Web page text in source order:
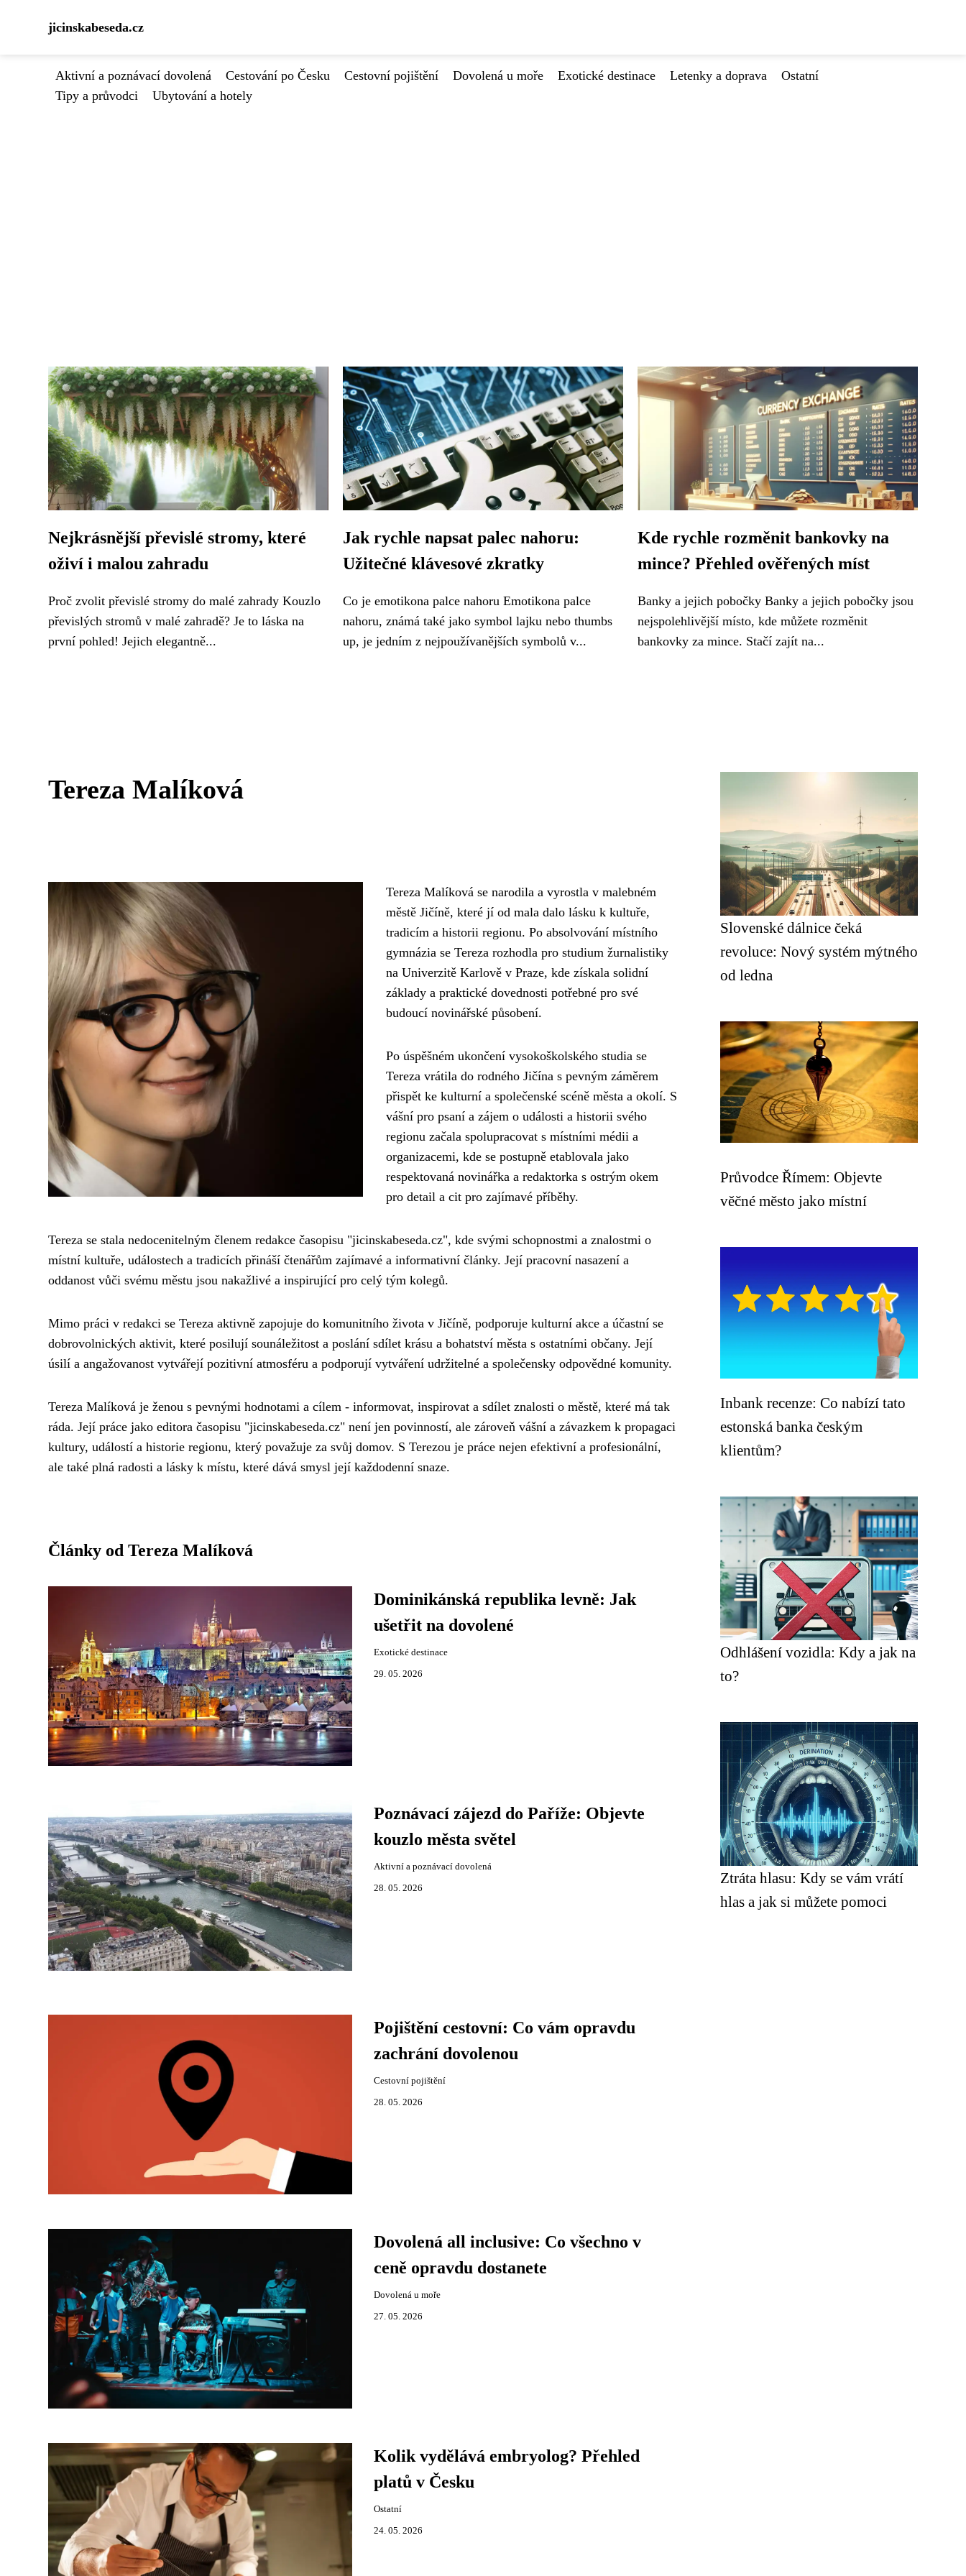
jicinskabeseda.cz
Aktivní a poznávací dovolená Cestování po Česku Cestovní pojištění Dovolená u moře Exotické destinace Letenky a doprava
Ostatní
Tipy a průvodci
Ubytování a hotely
Nejkrásnější převislé stromy, které
oživí i malou zahradu
Proč zvolit převislé stromy do malé zahrady Kouzlo
převislých stromů v malé zahradě? Je to láska na
první pohled! Jejich elegantně...
Jak rychle napsat palec nahoru:
Užitečné klávesové zkratky
Co je emotikona palce nahoru Emotikona palce
nahoru, známá také jako symbol lajku nebo thumbs
up, je jedním z nejpoužívanějších symbolů v...
Kde rychle rozměnit bankovky na
mince? Přehled ověřených míst
Banky a jejich pobočky Banky a jejich pobočky jsou
nejspolehlivější místo, kde můžete rozměnit
bankovky za mince. Stačí zajít na...
Tereza Malíková
Tereza Malíková se narodila a vyrostla v malebném
městě Jičíně, které jí od mala dalo lásku k kultuře,
tradicím a historii regionu. Po absolvování místního
gymnázia se Tereza rozhodla pro studium žurnalistiky
na Univerzitě Karlově v Praze, kde získala solidní
základy a praktické dovednosti potřebné pro své
budoucí novinářské působení.
Po úspěšném ukončení vysokoškolského studia se
Tereza vrátila do rodného Jičína s pevným záměrem
přispět ke kulturní a společenské scéně města a okolí. S
vášní pro psaní a zájem o události a historii svého
regionu začala spolupracovat s místními médii a
organizacemi, kde se postupně etablovala jako
respektovaná novinářka a redaktorka s ostrým okem
pro detail a cit pro zajímavé příběhy.
Tereza se stala nedocenitelným členem redakce časopisu "jicinskabeseda.cz", kde svými schopnostmi a znalostmi o
místní kultuře, událostech a tradicích přináší čtenářům zajímavé a informativní články. Její pracovní nasazení a
oddanost vůči svému městu jsou nakažlivé a inspirující pro celý tým kolegů.
Mimo práci v redakci se Tereza aktivně zapojuje do komunitního života v Jičíně, podporuje kulturní akce a účastní se
dobrovolnických aktivit, které posilují sounáležitost a poslání sdílet krásu a bohatství města s ostatními občany. Její
úsilí a angažovanost vytvářejí pozitivní atmosféru a podporují vytváření udržitelné a společensky odpovědné komunity.
Tereza Malíková je ženou s pevnými hodnotami a cílem - informovat, inspirovat a sdílet znalosti o městě, které má tak
ráda. Její práce jako editora časopisu "jicinskabeseda.cz" není jen povinností, ale zároveň vášní a závazkem k propagaci
kultury, událostí a historie regionu, který považuje za svůj domov. S Terezou je práce nejen efektivní a profesionální,
ale také plná radosti a lásky k místu, které dává smysl její každodenní snaze.
Články od Tereza Malíková
Dominikánská republika levně: Jak
ušetřit na dovolené
Exotické destinace
29. 05. 2026
Poznávací zájezd do Paříže: Objevte
kouzlo města světel
Aktivní a poznávací dovolená
28. 05. 2026
Pojištění cestovní: Co vám opravdu
zachrání dovolenou
Cestovní pojištění
28. 05. 2026
Dovolená all inclusive: Co všechno v
ceně opravdu dostanete
Dovolená u moře
27. 05. 2026
Kolik vydělává embryolog? Přehled
platů v Česku
Ostatní
24. 05. 2026
Slovenské dálnice čeká
revoluce: Nový systém mýtného
od ledna
Průvodce Římem: Objevte
věčné město jako místní
Inbank recenze: Co nabízí tato
estonská banka českým
klientům?
Odhlášení vozidla: Kdy a jak na
to?
Ztráta hlasu: Kdy se vám vrátí
hlas a jak si můžete pomoci